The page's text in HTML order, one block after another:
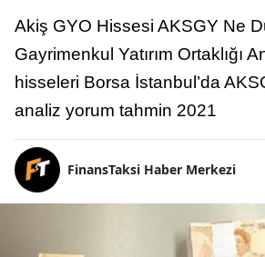
Akiş GYO Hissesi AKSGY Ne
Gayrimenkul Yatırım Ortaklığı
hisseleri Borsa İstanbul’da
analiz yorum tahmin 2021
FinansTaksi Haber Merkezi